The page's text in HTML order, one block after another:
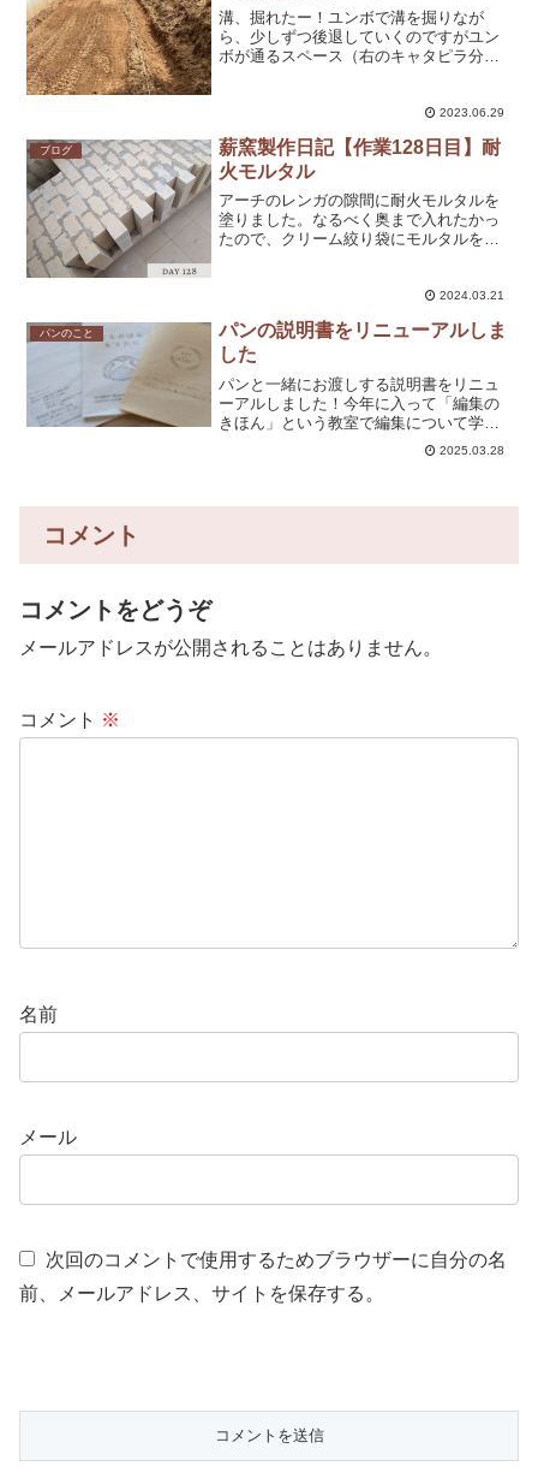
溝、掘れたー！ユンボで溝を掘りなが
ら、少しずつ後退していくのですがユン
ボが通るスペース（右のキャタピラ分）
埋めてやり直したり😂これだけの溝なの
に随分時間がかかってしまい...
2023.06.29
ブログ
薪窯製作日記【作業128日目】耐
火モルタル
アーチのレンガの隙間に耐火モルタルを
塗りました。なるべく奥まで入れたかっ
たので、クリーム絞り袋にモルタルを入
楽しいので、これで良し！です！明日
は、いよいよ木枠を外します...
2024.03.21
パンのこと
パンの説明書をリニューアルしま
した
パンと一緒にお渡しする説明書をリニュ
ーアルしました！今年に入って「編集の
きほん」という教室で編集について学ん
でおりました。この教室では編集につい
て学び「自分が編集したいもの」につい
2025.03.28
コメント
コメントをどうぞ
メールアドレスが公開されることはありません。
コメント ※
名前
メール
次回のコメントで使用するためブラウザーに自分の名
前、メールアドレス、サイトを保存する。